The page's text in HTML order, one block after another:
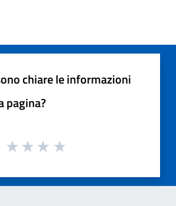
chiare le informazioni
pagina?